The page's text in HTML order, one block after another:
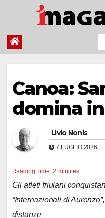
contenuto
Canoa:
domina
Livio Nonis
7 LUGLIO 2026
Reading Time: 2 minutes
Gli atleti friulani
“Internazionali di
distanze